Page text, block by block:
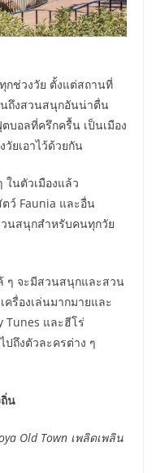
กช่วงวัย ตั้งแต่สถานที่
ถึงสวนสนุกอันน่าตื่น
บอลที่ครึกครื้น เป็นเมือง
ยเอาไว้ด้วยกัน
นตัวเมืองแล้ว
ว์ Faunia และอื่น
นสนุกสำหรับคนทุกวัย
ๆ จะมีสวนสนุกและสวน
รื่องเล่นมากมายและ
Tunes และฮีโร่
ปถึงตัวละครต่าง ๆ
น
Old Town เพลิดเพลิน